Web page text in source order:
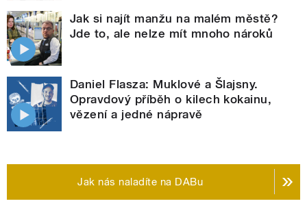
Jak si najít manžu na malém městě?
Jde to, ale nelze mít mnoho nároků
Daniel Flasza: Muklové a Šlajsny.
Opravdový příběh o kilech kokainu,
vězení a jedné nápravě
Jak nás naladíte na DABu